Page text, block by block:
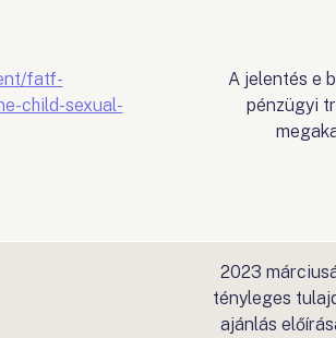
fatf-
child-sexual-
A jelentés e
pénzügyi
2023
tényleges
ajánlás